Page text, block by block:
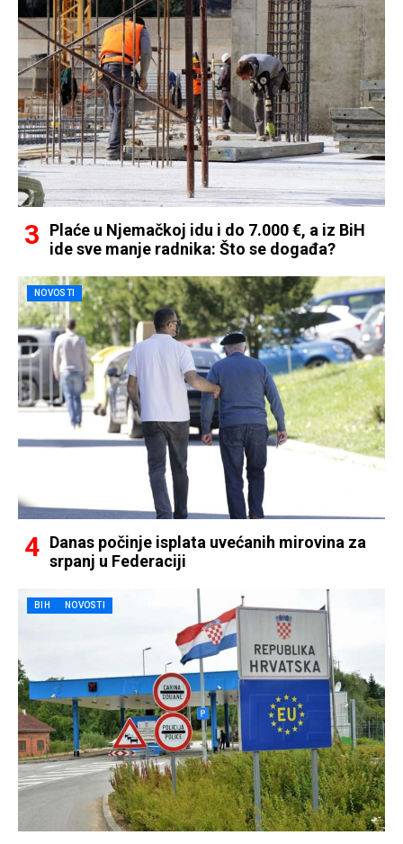
Plaće u Njemačkoj idu i do 7.000 €, a iz BiH
ide sve manje radnika: Što se događa?
NOVOSTI
Danas počinje isplata uvećanih mirovina za
srpanj u Federaciji
BIH NOVOSTI